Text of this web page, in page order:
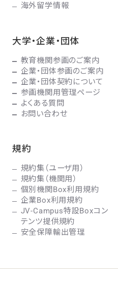
海外留学情報
大学・企業・団体
教育機関参画のご案内
企業・団体参画のご案内
企業・団体契約について
参画機関用管理ページ
よくある質問
お問い合わせ
規約
規約集（ユーザ用）
規約集（機関用）
個別機関Box利用規約
企業Box利用規約
JV-Campus特設Boxコン
テンツ提供規約
安全保障輸出管理